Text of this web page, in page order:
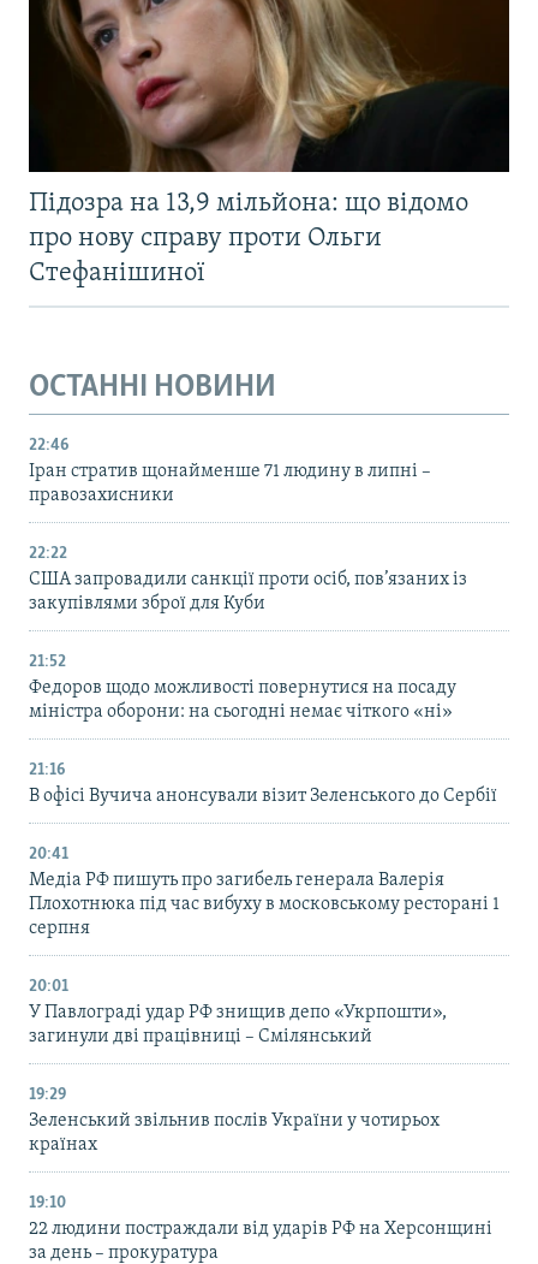
Підозра на 13,9 мільйона: що відомо
про нову справу проти Ольги
Стефанішиної
ОСТАННІ НОВИНИ
22:46
Іран стратив щонайменше 71 людину в липні –
правозахисники
22:22
США запровадили санкції проти осіб, пов’язаних із
закупівлями зброї для Куби
21:52
Федоров щодо можливості повернутися на посаду
міністра оборони: на сьогодні немає чіткого «ні»
21:16
В офісі Вучича анонсували візит Зеленського до Сербії
20:41
Медіа РФ пишуть про загибель генерала Валерія
Плохотнюка під час вибуху в московському ресторані 1
серпня
20:01
У Павлограді удар РФ знищив депо «Укрпошти»,
загинули дві працівниці – Смілянський
19:29
Зеленський звільнив послів України у чотирьох
країнах
19:10
22 людини постраждали від ударів РФ на Херсонщині
за день – прокуратура